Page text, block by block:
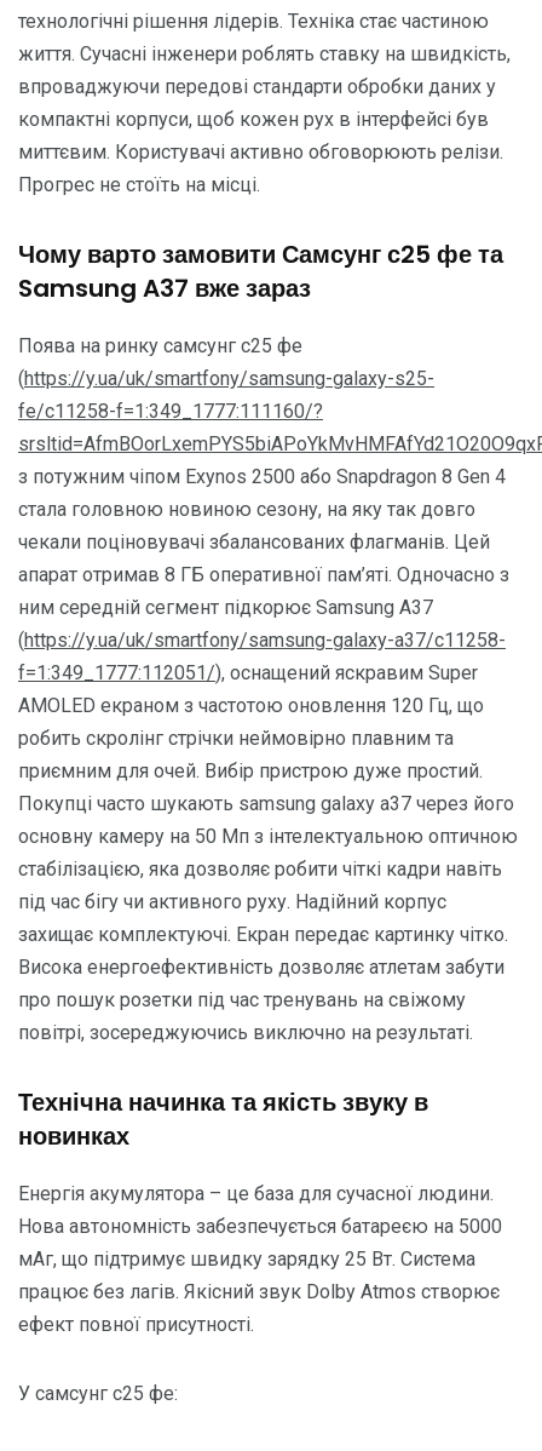
технологічні рішення лідерів. Техніка стає частиною
життя. Сучасні інженери роблять ставку на швидкість,
впроваджуючи передові стандарти обробки даних у
компактні корпуси, щоб кожен рух в інтерфейсі був
миттєвим. Користувачі активно обговорюють релізи.
Прогрес не стоїть на місці.
Чому варто замовити Самсунг с25 фе та
Samsung A37 вже зараз
Поява на ринку самсунг с25 фе
(https://y.ua/uk/smartfony/samsung-galaxy-s25-
fe/c11258-f=1:349_1777:111160/?
з потужним чіпом Exynos 2500 або Snapdragon 8 Gen 4
стала головною новиною сезону, на яку так довго
чекали поціновувачі збалансованих флагманів. Цей
апарат отримав 8 ГБ оперативної пам’яті. Одночасно з
ним середній сегмент підкорює Samsung A37
(https://y.ua/uk/smartfony/samsung-galaxy-a37/c11258-
f=1:349_1777:112051/), оснащений яскравим Super
AMOLED екраном з частотою оновлення 120 Гц, що
робить скролінг стрічки неймовірно плавним та
приємним для очей. Вибір пристрою дуже простий.
Покупці часто шукають samsung galaxy a37 через його
основну камеру на 50 Мп з інтелектуальною оптичною
стабілізацією, яка дозволяє робити чіткі кадри навіть
під час бігу чи активного руху. Надійний корпус
захищає комплектуючі. Екран передає картинку чітко.
Висока енергоефективність дозволяє атлетам забути
про пошук розетки під час тренувань на свіжому
повітрі, зосереджуючись виключно на результаті.
Технічна начинка та якість звуку в
новинках
Енергія акумулятора – це база для сучасної людини.
Нова автономність забезпечується батареєю на 5000
мАг, що підтримує швидку зарядку 25 Вт. Система
працює без лагів. Якісний звук Dolby Atmos створює
ефект повної присутності.
У самсунг с25 фе: